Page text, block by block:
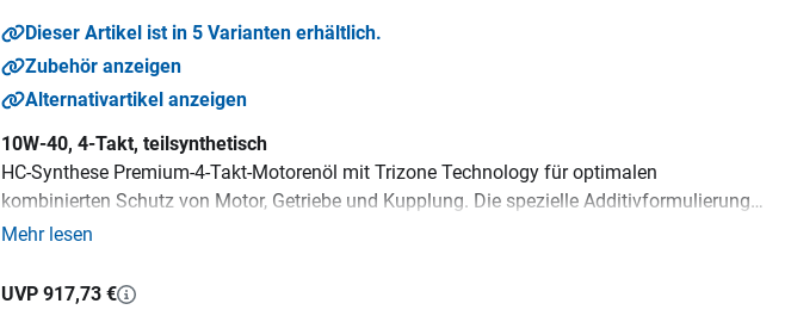
Dieser Artikel ist in 5 Varianten erhältlich.
Zubehör anzeigen
Alternativartikel anzeigen
10W-40, 4-Takt, teilsynthetisch
HC-Synthese Premium-4-Takt-Motorenöl mit Trizone Technology für optimalen
kombinierten Schutz von Motor, Getriebe und Kupplung. Die spezielle Additivformulierung
bietet optimalen Schutz bei maximaler Leistung. Reduziert die inneren Reibungsverluste.
Ersetzt Power1 GPS, Power1 Grand Prix
Mehr lesen
UVP 917,73 €